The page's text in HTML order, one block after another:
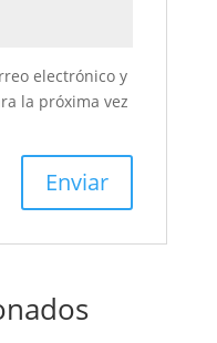
electrónico y
la próxima vez